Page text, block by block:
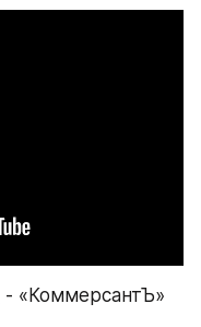
- «КоммерсантЪ»